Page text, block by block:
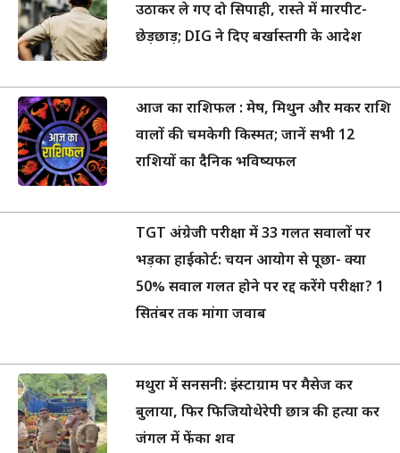
उठाकर ले गए दो सिपाही, रास्ते में मारपीट-
छेड़छाड़; DIG ने दिए बर्खास्तगी के आदेश
आज का राशिफल : मेष, मिथुन और मकर राशि
वालों की चमकेगी किस्मत; जानें सभी 12
राशियों का दैनिक भविष्यफल
TGT अंग्रेजी परीक्षा में 33 गलत सवालों पर
भड़का हाईकोर्ट: चयन आयोग से पूछा- क्या
50% सवाल गलत होने पर रद्द करेंगे परीक्षा? 1
सितंबर तक मांगा जवाब
मथुरा में सनसनी: इंस्टाग्राम पर मैसेज कर
बुलाया, फिर फिजियोथेरेपी छात्र की हत्या कर
जंगल में फेंका शव